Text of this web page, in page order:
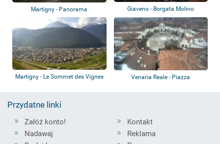
Martigny - Panorama Giaveno - Borgata Molino
Martigny - Le Sommet des Vignes
Venaria Reale - Piazza
Przydatne linki
Załóż konto!
Nadawaj
Kontakt
Reklama